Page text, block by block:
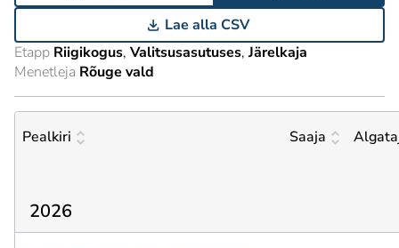
Lae alla CSV
Etapp Riigikogus Valitsusasutuses Järelkaja
Menetleja Rõuge vald
Pealkiri Saaja
2026